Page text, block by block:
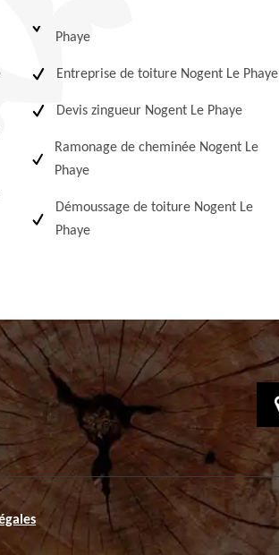
Phaye
Entreprise de toiture Nogent Le Phaye
Devis zingueur Nogent Le Phaye
Ramonage de cheminée Nogent Le
Phaye
Démoussage de toiture Nogent Le
Phaye